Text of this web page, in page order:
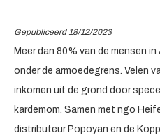
Gepubliceerd 18/12/2023
Meer dan 80% van de mensen
onder de armoedegrens. Velen
inkomen uit de grond door
kardemom. Samen met ngo
distributeur Popoyan en de